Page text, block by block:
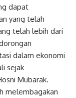
dapat
yang telah
telah lebih dari
dalam ekonomi
sejak
Mubarak.
melembagakan